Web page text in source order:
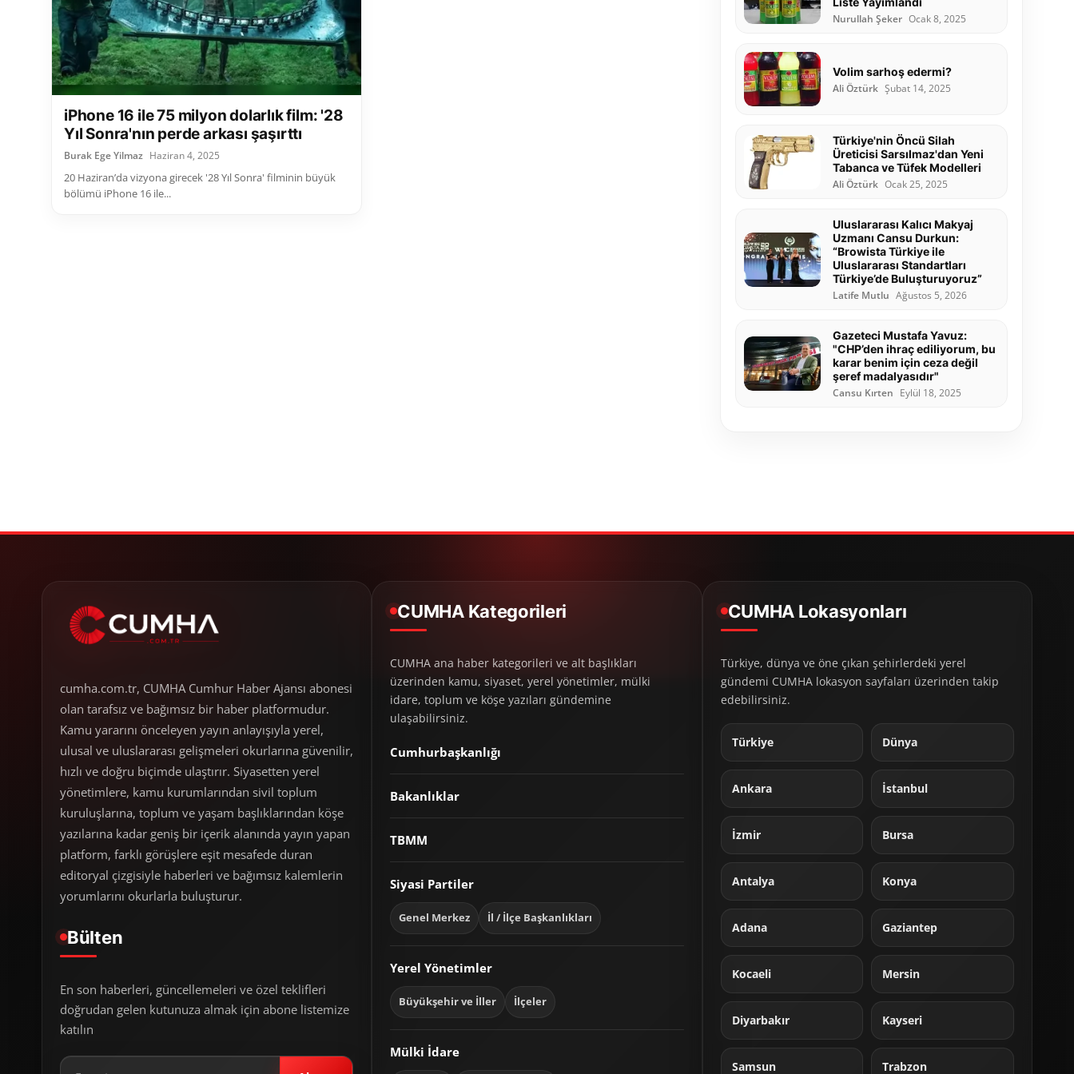
iPhone 16 ile 75 milyon dolarlık film: '28
Yıl Sonra'nın perde arkası şaşırttı
Burak Ege Yilmaz Haziran 4, 2025
20 Haziran’da vizyona girecek '28 Yıl Sonra' filminin büyük
bölümü iPhone 16 ile...
Nurullah Şeker Ocak 8, 2025
Volim sarhoş edermi?
Ali Öztürk Şubat 14, 2025
Türkiye'nin Öncü Silah
Üreticisi Sarsılmaz'dan Yeni
Tabanca ve Tüfek Modelleri
Ali Öztürk Ocak 25, 2025
Uluslararası Kalıcı Makyaj
Uzmanı Cansu Durkun:
“Browista Türkiye ile
Uluslararası Standartları
Türkiye’de Buluşturuyoruz”
Latife Mutlu Ağustos 5, 2026
Gazeteci Mustafa Yavuz:
"CHP’den ihraç ediliyorum, bu
karar benim için ceza değil
şeref madalyasıdır"
Cansu Kırten Eylül 18, 2025
cumha.com.tr, CUMHA Cumhur Haber Ajansı abonesi
olan tarafsız ve bağımsız bir haber platformudur.
Kamu yararını önceleyen yayın anlayışıyla yerel,
ulusal ve uluslararası gelişmeleri okurlarına güvenilir,
hızlı ve doğru biçimde ulaştırır. Siyasetten yerel
yönetimlere, kamu kurumlarından sivil toplum
kuruluşlarına, toplum ve yaşam başlıklarından köşe
yazılarına kadar geniş bir içerik alanında yayın yapan
platform, farklı görüşlere eşit mesafede duran
editoryal çizgisiyle haberleri ve bağımsız kalemlerin
yorumlarını okurlarla buluşturur.
Bülten
En son haberleri, güncellemeleri ve özel teklifleri
doğrudan gelen kutunuza almak için abone listemize
katılın
CUMHA Kategorileri
CUMHA ana haber kategorileri ve alt başlıkları
üzerinden kamu, siyaset, yerel yönetimler, mülki
idare, toplum ve köşe yazıları gündemine
ulaşabilirsiniz.
Cumhurbaşkanlığı
Bakanlıklar
TBMM
Siyasi Partiler
Genel Merkez İl / İlçe Başkanlıkları
Yerel Yönetimler
Büyükşehir ve İller İlçeler
Mülki İdare
CUMHA Lokasyonları
Türkiye, dünya ve öne çıkan şehirlerdeki yerel
gündemi CUMHA lokasyon sayfaları üzerinden takip
edebilirsiniz.
Türkiye Dünya
Ankara İstanbul
İzmir Bursa
Antalya Konya
Adana Gaziantep
Kocaeli Mersin
Diyarbakır Kayseri
Samsun Trabzon